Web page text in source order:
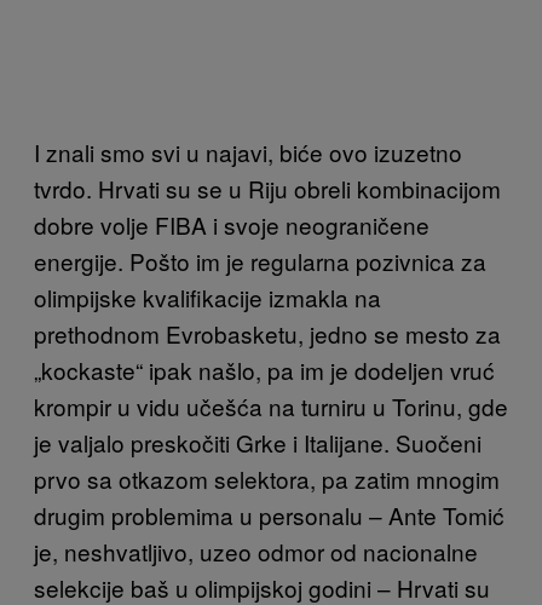
I znali smo svi u najavi, biće ovo izuzetno
tvrdo. Hrvati su se u Riju obreli kombinacijom
dobre volje FIBA i svoje neograničene
energije. Pošto im je regularna pozivnica za
olimpijske kvalifikacije izmakla na
prethodnom Evrobasketu, jedno se mesto za
„kockaste“ ipak našlo, pa im je dodeljen vruć
krompir u vidu učešća na turniru u Torinu, gde
je valjalo preskočiti Grke i Italijane. Suočeni
prvo sa otkazom selektora, pa zatim mnogim
drugim problemima u personalu – Ante Tomić
je, neshvatljivo, uzeo odmor od nacionalne
selekcije baš u olimpijskoj godini – Hrvati su